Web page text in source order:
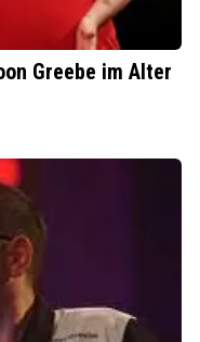
Greebe im Alter